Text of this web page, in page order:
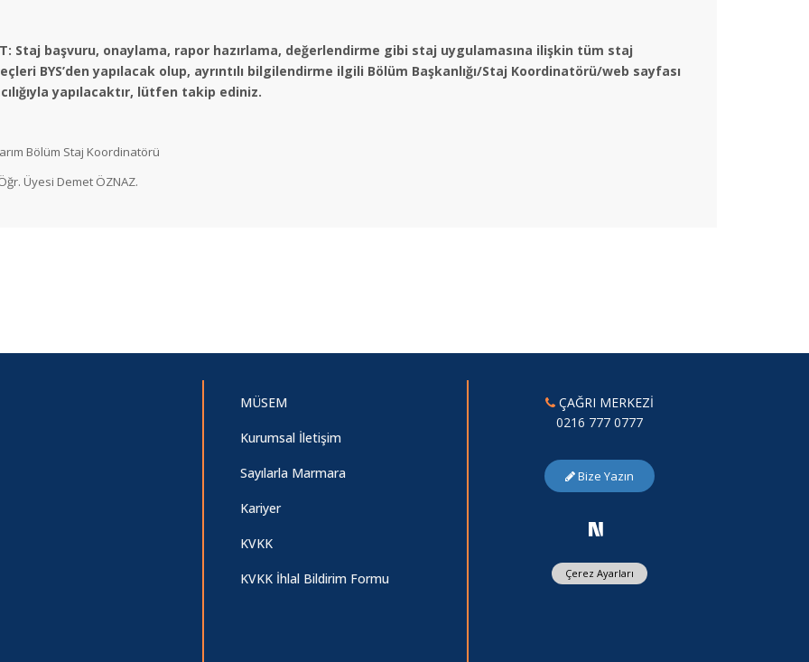
Staj başvuru, onaylama, rapor hazırlama, değerlendirme gibi staj uygulamasına ilişkin tüm staj
BYS’den yapılacak olup, ayrıntılı bilgilendirme ilgili Bölüm Başkanlığı/Staj Koordinatörü/web sayfası
yapılacaktır, lütfen takip ediniz.
Bölüm Staj Koordinatörü
Üyesi Demet ÖZNAZ.
MÜSEM
Kurumsal İletişim
Sayılarla Marmara
Kariyer
KVKK
KVKK İhlal Bildirim Formu
ÇAĞRI MERKEZİ
0216 777 0777
Bize Yazın
Çerez Ayarları